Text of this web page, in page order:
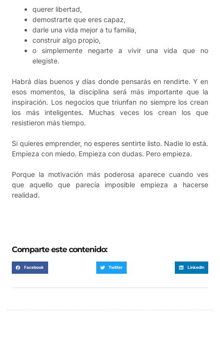
querer libertad,
demostrarte que eres capaz,
darle una vida mejor a tu familia,
construir algo propio,
o simplemente negarte a vivir una vida que no
elegiste.
Habrá días buenos y días donde pensarás en rendirte. Y en
esos momentos, la disciplina será más importante que la
inspiración. Los negocios que triunfan no siempre los crean
los más inteligentes. Muchas veces los crean los que
resistieron más tiempo.
Si quieres emprender, no esperes sentirte listo. Nadie lo está.
Empieza con miedo. Empieza con dudas. Pero empieza.
Porque la motivación más poderosa aparece cuando ves
que aquello que parecía imposible empieza a hacerse
realidad.
Comparte este contenido:
Facebook Twitter LinkedIn